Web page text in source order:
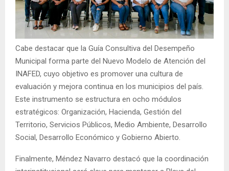
Cabe destacar que la Guía Consultiva del Desempeño
Municipal forma parte del Nuevo Modelo de Atención del
INAFED, cuyo objetivo es promover una cultura de
evaluación y mejora continua en los municipios del país.
Este instrumento se estructura en ocho módulos
estratégicos: Organización, Hacienda, Gestión del
Territorio, Servicios Públicos, Medio Ambiente, Desarrollo
Social, Desarrollo Económico y Gobierno Abierto.
Finalmente, Méndez Navarro destacó que la coordinación